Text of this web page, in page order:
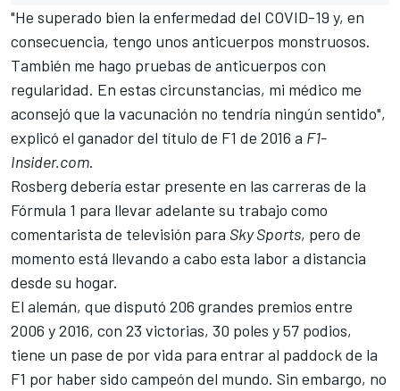
"He superado bien la enfermedad del COVID-19 y, en
consecuencia, tengo unos anticuerpos monstruosos.
También me hago pruebas de anticuerpos con
regularidad. En estas circunstancias, mi médico me
aconsejó que la vacunación no tendría ningún sentido",
explicó el ganador del título de F1 de 2016 a F1-
Insider.com.
Rosberg debería estar presente en las carreras de la
Fórmula 1 para llevar adelante su trabajo como
comentarista de televisión para Sky Sports, pero de
momento está llevando a cabo esta labor a distancia
desde su hogar.
El alemán, que disputó 206 grandes premios entre
2006 y 2016, con 23 victorias, 30 poles y 57 podios,
tiene un pase de por vida para entrar al paddock de la
F1 por haber sido campeón del mundo. Sin embargo, no